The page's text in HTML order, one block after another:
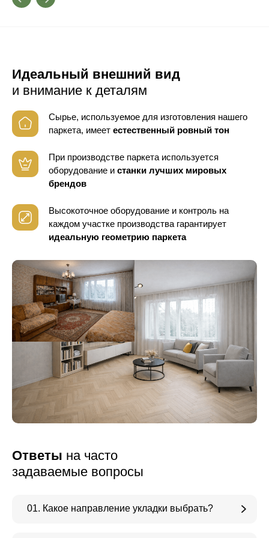
Идеальный внешний вид
и внимание к деталям
Сырье, используемое для изготовления нашего
паркета, имеет естественный ровный тон
При производстве паркета используется
оборудование и станки лучших мировых
брендов
Высокоточное оборудование и контроль на
каждом участке производства гарантирует
идеальную геометрию паркета
Ответы на часто
задаваемые вопросы
01. Какое направление укладки выбрать?